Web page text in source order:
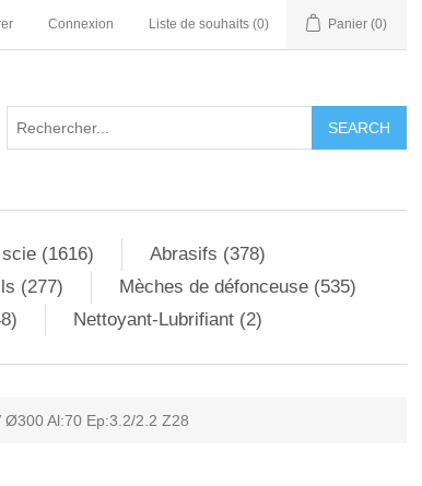
Connexion Liste de souhaits (0) Panier (0)
(1616)
Abrasifs (378)
(277)
Mèches de défonceuse (535)
Nettoyant-Lubrifiant (2)
Al:70 Ep:3.2/2.2 Z28